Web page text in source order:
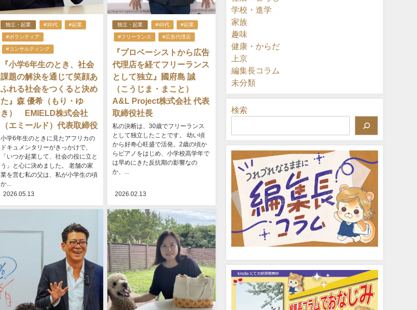
独立・起業 #30代 #起業
#ボランティア
#コンサルティング
『小学6年生のとき、社会
課題の解決を通じて笑顔あ
ふれる社会をつくると決め
た』森 優希（もり・ゆ
き） EMIELD株式会社
（エミールド）代表取締役
小学6年生のときに見たアフリカの
ドキュメンタリーがきっかけで、
「いつか起業して、社会の役に立と
う」と心に決めました。 老舗の家
業を営む私の父は、私が小学生の頃
か...
2026.05.13
独立・起業 #40代 #起業
#フリーランス #広告代理店
『プロベーシストから広告
代理店を経てフリーランス
として独立』國府島 誠
（こうじま・まこと）
A&L Project株式会社 代表
取締役社長
私の決断は、30歳でフリーランス
として独立したことです。 幼い頃
から好奇心旺盛で活発。2歳の頃か
らピアノをはじめ、小学校高学年で
は早めにきた反抗期の影響なの
か、...
2026.02.13
学校・進学
家族
趣味
健康・からだ
上京
編集長コラム
未分類
検索